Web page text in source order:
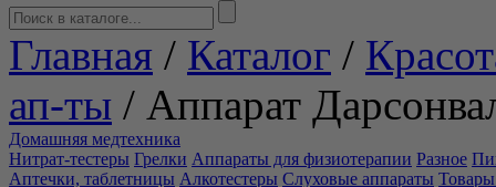
Главная / Каталог /
ап-ты / Аппарат
Домашняя медтехника
Нитрат-тестеры Грелки Аппараты для физиотерапии Разное
Аптечки, таблетницы Алкотестеры Слуховые аппараты Товары